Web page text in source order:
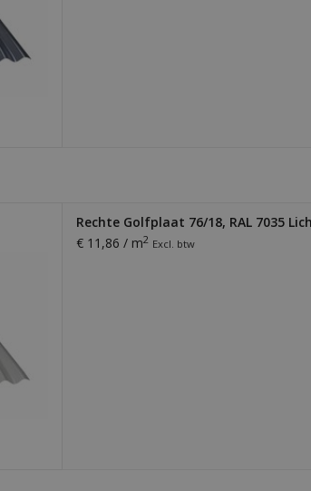
Rechte Golfplaat 76/18, RAL 7035
€ 11,86 / m2 Excl. btw